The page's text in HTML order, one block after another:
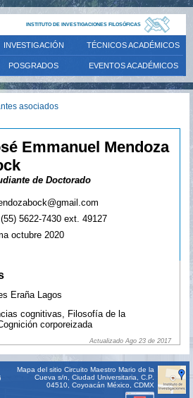
INSTITUTO DE INVESTIGACIONES FILOSÓFICAS
INVESTIGACIÓN TÉCNICOS ACADÉMICOS
POSGRADOS EVENTOS ACADÉMICOS
asociados
Emmanuel Mendoza
de Doctorado
5622-7430 ext. 49127
octubre 2020
Eraña Lagos
cognitivas, Filosofía de la
corporeizada
Actualizado Ago 23 de 2017
Mapa del sitio Circuito Maestro Mario de la
Cueva s/n, Ciudad Universitaria, C.P.
04510, Coyoacán México, CDMX